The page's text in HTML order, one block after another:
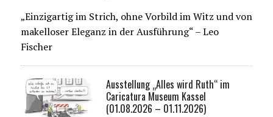
„Einzigartig im Strich, ohne Vorbild im Witz und von
makelloser Eleganz in der Ausführung“ – Leo
Fischer
Ausstellung „Alles wird Ruth“ im
Caricatura Museum Kassel
(01.08.2026 – 01.11.2026)